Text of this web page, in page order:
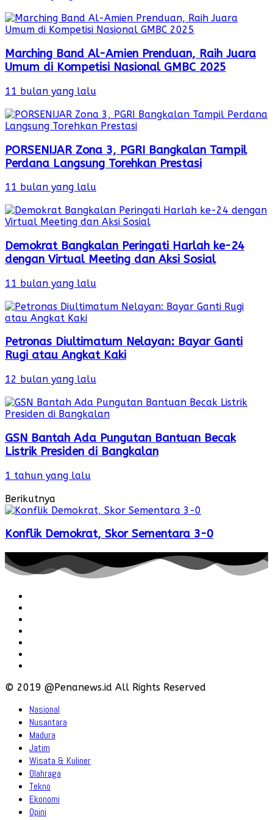
Marching Band Al-Amien Prenduan, Raih Juara
Umum di Kompetisi Nasional GMBC 2025
11 bulan yang lalu
PORSENIJAR Zona 3, PGRI Bangkalan Tampil
Perdana Langsung Torehkan Prestasi
11 bulan yang lalu
Demokrat Bangkalan Peringati Harlah ke-24
dengan Virtual Meeting dan Aksi Sosial
11 bulan yang lalu
Petronas Diultimatum Nelayan: Bayar Ganti
Rugi atau Angkat Kaki
12 bulan yang lalu
GSN Bantah Ada Pungutan Bantuan Becak
Listrik Presiden di Bangkalan
1 tahun yang lalu
Berikutnya
Konflik Demokrat, Skor Sementara 3-0
© 2019 @Penanews.id All Rights Reserved
Nasional
Nusantara
Madura
Jatim
Wisata & Kuliner
Olahraga
Tekno
Ekonomi
Opini